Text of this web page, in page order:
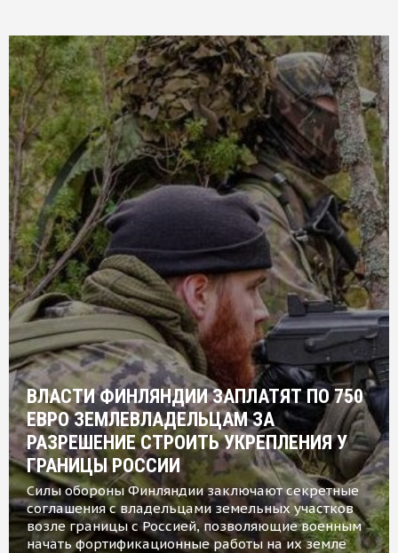
ВЛАСТИ ФИНЛЯНДИИ ЗАПЛАТЯТ ПО 750
ЕВРО ЗЕМЛЕВЛАДЕЛЬЦАМ ЗА
РАЗРЕШЕНИЕ СТРОИТЬ УКРЕПЛЕНИЯ У
ГРАНИЦЫ РОССИИ
Силы обороны Финляндии заключают секретные
соглашения с владельцами земельных участков
возле границы с Россией, позволяющие военным
начать фортификационные работы на их земле